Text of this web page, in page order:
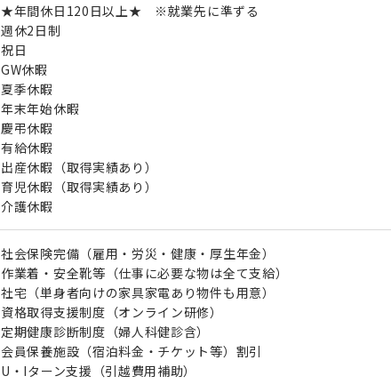
★年間休日120日以上★ ※就業先に準ずる
週休2日制
祝日
GW休暇
夏季休暇
年末年始休暇
慶弔休暇
有給休暇
出産休暇（取得実績あり）
育児休暇（取得実績あり）
介護休暇
社会保険完備（雇用・労災・健康・厚生年金）
作業着・安全靴等（仕事に必要な物は全て支給）
社宅（単身者向けの家具家電あり物件も用意）
資格取得支援制度（オンライン研修）
定期健康診断制度（婦人科健診含）
会員保養施設（宿泊料金・チケット等）割引
U・Iターン支援（引越費用補助）